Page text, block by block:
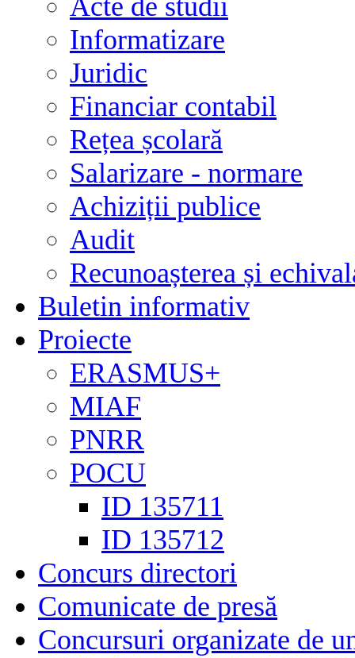
Acte de studii
Informatizare
Juridic
Financiar contabil
Rețea școlară
Salarizare - normare
Achiziții publice
Audit
Recunoașterea și
Buletin informativ
Proiecte
ERASMUS+
MIAF
PNRR
POCU
ID 135711
ID 135712
Concurs directori
Comunicate de presă
Concursuri organizate de